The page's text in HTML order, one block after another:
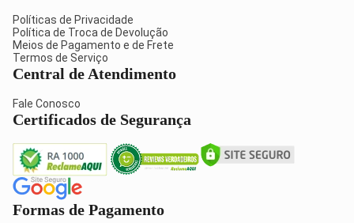
Políticas de Privacidade
Política de Troca de Devolução
Meios de Pagamento e de Frete
Termos de Serviço
Central de Atendimento
Fale Conosco
Certificados de Segurança
Formas de Pagamento